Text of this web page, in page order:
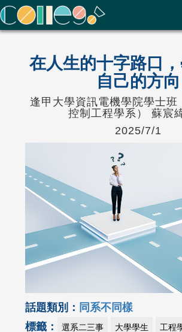
ColleGo! 大學選才與高中育才輔助系統
在人生的十字路口
自己的方向
逢甲大學資訊電機學院學士班
控制工程學系） 蘇宸
2025/7/1
話題類別： 同系不同樣
標籤：
選系二三事 大學學生 工程